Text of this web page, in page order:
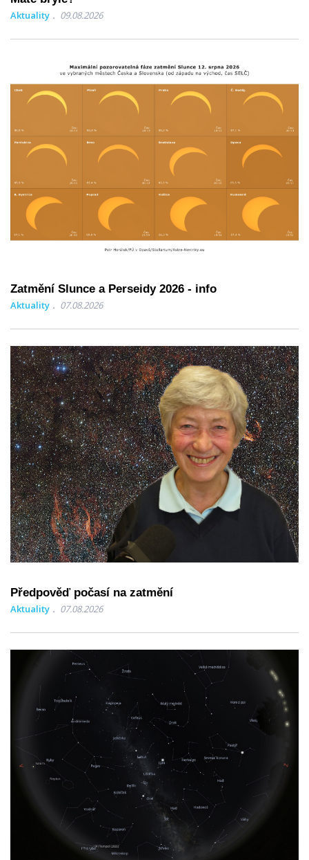
Aktuality 09.08.2026
Zatmění Slunce a Perseidy 2026 - info
Aktuality 07.08.2026
Předpověď počasí na zatmění
Aktuality 07.08.2026